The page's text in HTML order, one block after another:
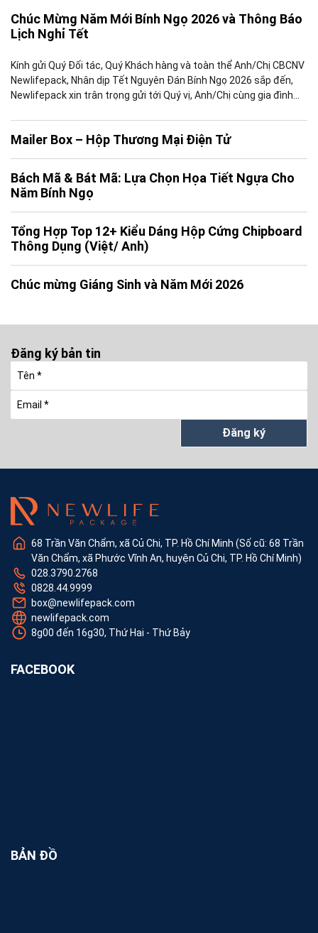
Chúc Mừng Năm Mới Bính Ngọ 2026 và Thông Báo
Lịch Nghỉ Tết
Kính gửi Quý Đối tác, Quý Khách hàng và toàn thể Anh/Chị CBCNV
Newlifepack, Nhân dịp Tết Nguyên Đán Bính Ngọ 2026 sắp đến,
Newlifepack xin trân trọng gửi tới Quý vị, Anh/Chị cùng gia đình
vì sự tin tưởng, đồng […]
Mailer Box – Hộp Thương Mại Điện Tử
Bách Mã & Bát Mã: Lựa Chọn Họa Tiết Ngựa Cho
Năm Bính Ngọ
Tổng Hợp Top 12+ Kiểu Dáng Hộp Cứng Chipboard
Thông Dụng (Việt/ Anh)
Chúc mừng Giáng Sinh và Năm Mới 2026
Đăng ký bản tin
Đăng ký
68 Trần Văn Chẩm, xã Củ Chi, TP. Hồ Chí Minh (Số cũ: 68 Trần
Văn Chẩm, xã Phước Vĩnh An, huyện Củ Chi, TP. Hồ Chí Minh)
028.3790.2768
0828.44.9999
box@newlifepack.com
newlifepack.com
8g00 đến 16g30, Thứ Hai - Thứ Bảy
FACEBOOK
BẢN ĐỒ